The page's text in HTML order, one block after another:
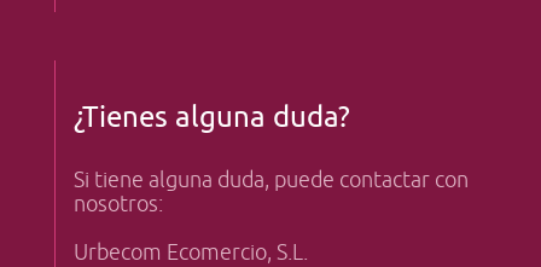
¿Tienes alguna duda?
Si tiene alguna duda, puede contactar con
nosotros:
Urbecom Ecomercio, S.L.